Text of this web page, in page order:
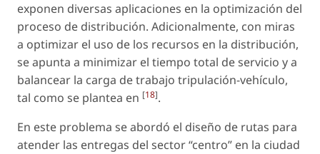
exponen diversas aplicaciones en la optimización del
proceso de distribución. Adicionalmente, con miras
a optimizar el uso de los recursos en la distribución,
se apunta a minimizar el tiempo total de servicio y a
balancear la carga de trabajo tripulación-vehículo,
tal como se plantea en [18].
En este problema se abordó el diseño de rutas para
atender las entregas del sector “centro” en la ciudad